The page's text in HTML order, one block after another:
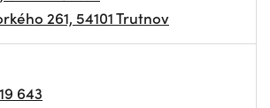
261, 54101 Trutnov
643